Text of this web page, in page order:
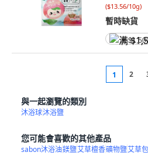
($13.56/10g)
暫時缺貨
满
1 2
與一起瀏覽的類別
沐浴球沐浴鹽
您可能會喜歡的其他產品
sabon沐浴油鎂鹽艾草檀香礦物鹽艾草包